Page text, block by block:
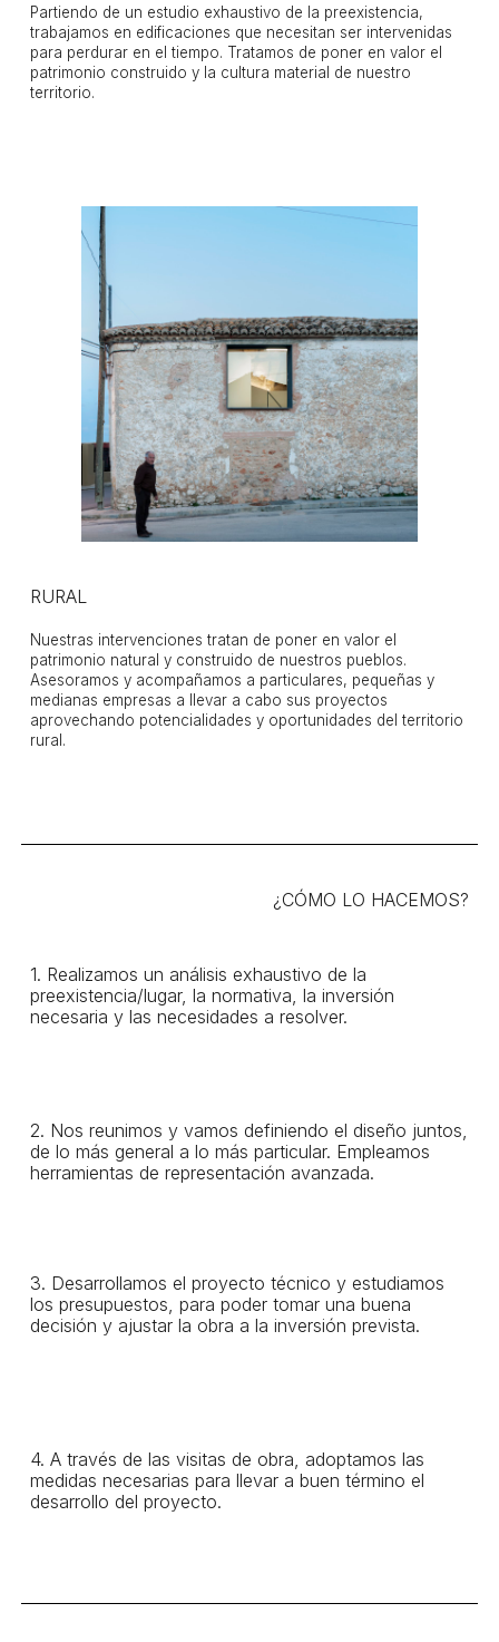
Partiendo de un estudio exhaustivo de la preexistencia,
trabajamos en edificaciones que necesitan ser intervenidas
para perdurar en el tiempo. Tratamos de poner en valor el
patrimonio construido y la cultura material de nuestro
territorio.
RURAL
Nuestras intervenciones tratan de poner en valor el
patrimonio natural y construido de nuestros pueblos.
Asesoramos y acompañamos a particulares, pequeñas y
medianas empresas a llevar a cabo sus proyectos
aprovechando potencialidades y oportunidades del territorio
rural.
¿CÓMO LO HACEMOS?
1. Realizamos un análisis exhaustivo de la
preexistencia/lugar, la normativa, la inversión
necesaria y las necesidades a resolver.
2. Nos reunimos y vamos definiendo el diseño juntos,
de lo más general a lo más particular. Empleamos
herramientas de representación avanzada.
3. Desarrollamos el proyecto técnico y estudiamos
los presupuestos, para poder tomar una buena
decisión y ajustar la obra a la inversión prevista.
4. A través de las visitas de obra, adoptamos las
medidas necesarias para llevar a buen término el
desarrollo del proyecto.